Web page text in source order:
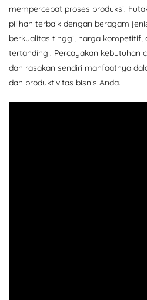
mempercepat proses produksi.
pilihan terbaik dengan beragam
berkualitas tinggi, harga kompetitif,
tertandingi. Percayakan kebutuhan
dan rasakan sendiri manfaatnya
dan produktivitas bisnis Anda.